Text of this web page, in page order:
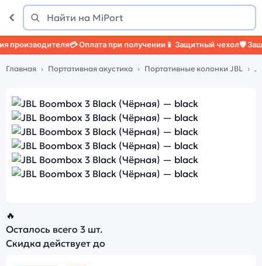
Поиск
Найти
💳 Оплата при получении📱 Защитный чехол 🛡️
Главная Портативная акустика Портативные колонки JBL
🔥
Осталось всего 3 шт.
Скидка действует до